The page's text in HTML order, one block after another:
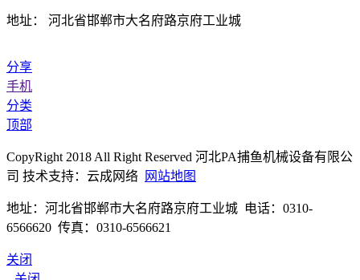
地址： 河北省邯郸市大名府路京府工业城
分享
手机
分类
顶部
CopyRight 2018 All Right Reserved 河北PA捕鱼机械设备有限公
司 技术支持：云成网络
网站地图
地址：河北省邯郸市大名府路京府工业城 电话：0310-
6566620 传真：0310-6566621
关闭